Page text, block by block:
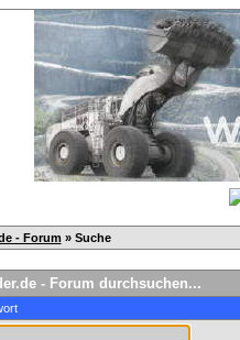
- Forum » Suche
- Forum durchsuchen...